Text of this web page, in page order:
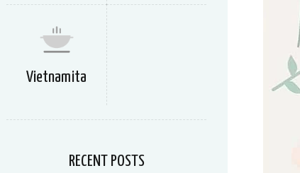
Vietnamita
RECENT POSTS